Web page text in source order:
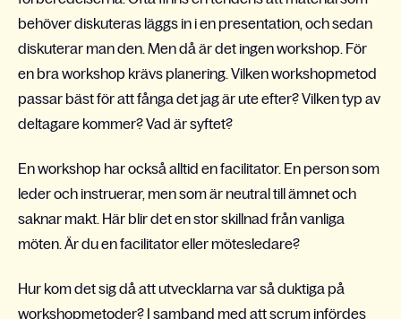
behöver diskuteras läggs in i en presentation, och sedan
diskuterar man den. Men då är det ingen workshop. För
en bra workshop krävs planering. Vilken workshopmetod
passar bäst för att fånga det jag är ute efter? Vilken typ av
deltagare kommer? Vad är syftet?
En workshop har också alltid en facilitator. En person som
leder och instruerar, men som är neutral till ämnet och
saknar makt. Här blir det en stor skillnad från vanliga
möten. Är du en facilitator eller mötesledare?
Hur kom det sig då att utvecklarna var så duktiga på
workshopmetoder? I samband med att scrum infördes